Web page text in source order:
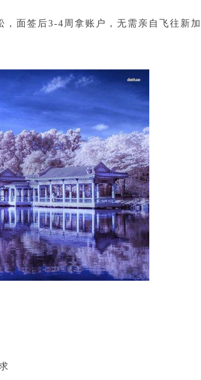
面签后3-4周拿账户，无需亲自飞往新加